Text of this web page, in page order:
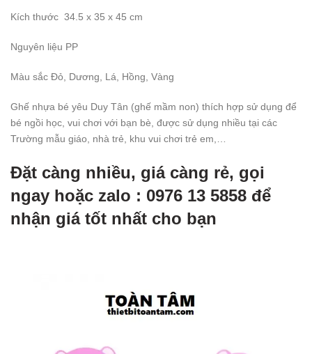
Kích thước 34.5 x 35 x 45 cm
Nguyên liệu PP
Màu sắc Đỏ , Dương, Lá, Hồng, Vàng
Ghế nhựa bé yêu Duy Tân (ghế mầm non) thích hợp sử dụng để
bé ngồi học, vui chơi với bạn bè, được sử dụng nhiều tại các
Trường mẫu giáo, nhà trẻ, khu vui chơi trẻ em,…
Đặt càng nhiều, giá càng rẻ, gọi
ngay hoặc zalo : 0976 13 5858 để
nhận giá tốt nhất cho bạn